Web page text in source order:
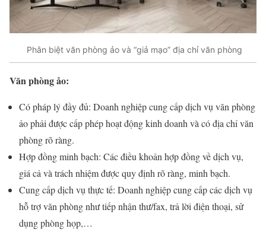
Phân biệt văn phòng ảo và “giả mạo” địa chỉ văn phòng
Văn phòng ảo:
Có pháp lý đầy đủ: Doanh nghiệp cung cấp dịch vụ văn phòng
ảo phải được cấp phép hoạt động kinh doanh và có địa chỉ văn
phòng rõ ràng.
Hợp đồng minh bạch: Các điều khoản hợp đồng về dịch vụ,
giá cả và trách nhiệm được quy định rõ ràng, minh bạch.
Cung cấp dịch vụ thực tế: Doanh nghiệp cung cấp các dịch vụ
hỗ trợ văn phòng như tiếp nhận thư/fax, trả lời điện thoại, sử
dụng phòng họp,…